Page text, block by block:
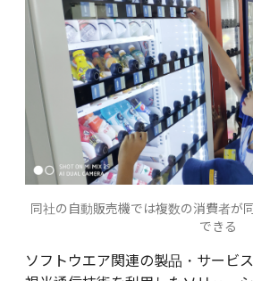
同社の自動販売機では複数の消費者が
できる
ソフトウエア関連の製品・サービ